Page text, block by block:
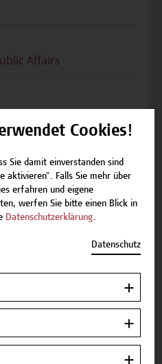
Affairs
umfasst 15 ECTS,
inklusive einer
schließen
dem Zertifikat „Public
Cookies!
Sie damit einverstanden sind
aktivieren". Falls Sie mehr über
erfahren und eigene
werfen Sie bitte einen Blick in
Datenschutzerklärung.
Datenschutz